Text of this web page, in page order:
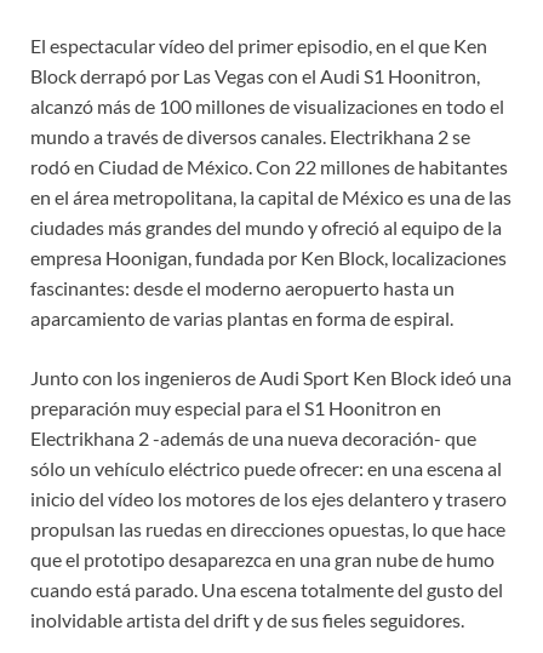
El espectacular vídeo del primer episodio, en el que Ken
Block derrapó por Las Vegas con el Audi S1 Hoonitron,
alcanzó más de 100 millones de visualizaciones en todo el
mundo a través de diversos canales. Electrikhana 2 se
rodó en Ciudad de México. Con 22 millones de habitantes
en el área metropolitana, la capital de México es una de las
ciudades más grandes del mundo y ofreció al equipo de la
empresa Hoonigan, fundada por Ken Block, localizaciones
fascinantes: desde el moderno aeropuerto hasta un
aparcamiento de varias plantas en forma de espiral.
Junto con los ingenieros de Audi Sport Ken Block ideó una
preparación muy especial para el S1 Hoonitron en
Electrikhana 2 -además de una nueva decoración- que
sólo un vehículo eléctrico puede ofrecer: en una escena al
inicio del vídeo los motores de los ejes delantero y trasero
propulsan las ruedas en direcciones opuestas, lo que hace
que el prototipo desaparezca en una gran nube de humo
cuando está parado. Una escena totalmente del gusto del
inolvidable artista del drift y de sus fieles seguidores.